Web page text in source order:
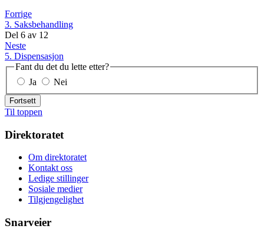
Forrige
3. Saksbehandling
Del 6 av 12
Neste
5. Dispensasjon
Fant du det du lette etter?
Ja
Nei
Fortsett
Til toppen
Direktoratet
Om direktoratet
Kontakt oss
Ledige stillinger
Sosiale medier
Tilgjengelighet
Snarveier